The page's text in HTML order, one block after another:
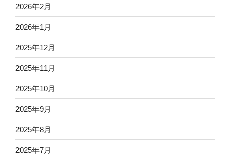
2026年2月
2026年1月
2025年12月
2025年11月
2025年10月
2025年9月
2025年8月
2025年7月